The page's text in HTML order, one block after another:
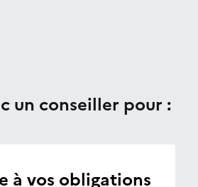
un conseiller pour :
à vos obligations